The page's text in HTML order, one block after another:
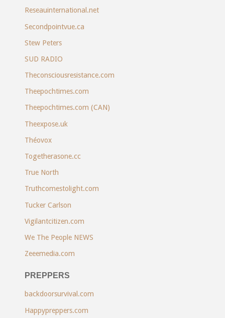
Reseauinternational.net
Secondpointvue.ca
Stew Peters
SUD RADIO
Theconsciousresistance.com
Theepochtimes.com
Theepochtimes.com (CAN)
Theexpose.uk
Théovox
Togetherasone.cc
True North
Truthcomestolight.com
Tucker Carlson
Vigilantcitizen.com
We The People NEWS
Zeeemedia.com
PREPPERS
backdoorsurvival.com
Happypreppers.com